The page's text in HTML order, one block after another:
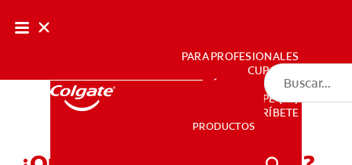
PRODUCTOS
PARA PROFESIONALES
CUPONES
DÓNDE COMPRAR
PE (ES)
SUSCRÍBETE
PRODUCTOS